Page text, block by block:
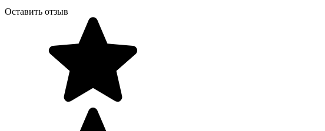
Оставить отзыв